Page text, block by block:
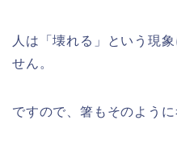
人は「壊れる」という現
せん。
ですので、箸もそのよう